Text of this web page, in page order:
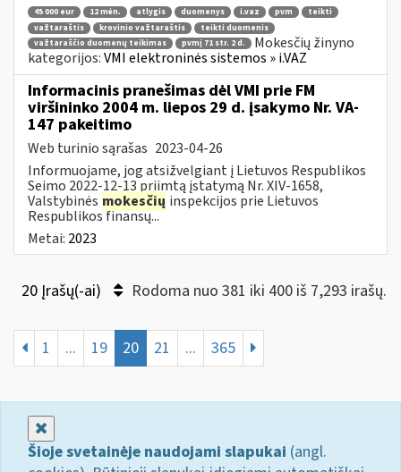
45 000 eur 12 mėn. atlygis duomenys i.vaz pvm
teikti
važtaraštis
krovinio važtaraštis
teikti duomenis
važtaraščio duomenų teikimas
pvmį 71 str. 2 d.
Mokesčių žinyno
kategorijos:VMI elektroninės sistemos » i.VAZ
Informacinis pranešimas dėl VMI prie FM
viršininko 2004 m. liepos 29 d. įsakymo Nr. VA-
147 pakeitimo
Web turinio sąrašas 2023-04-26
Informuojame, jog atsižvelgiant į Lietuvos Respublikos
Seimo 2022-12-13 priimtą įstatymą Nr. XIV-1658,
Valstybinės mokesčių inspekcijos prie Lietuvos
Respublikos finansų...
Metai: 2023
20 Įrašų(-ai) Rodoma nuo 381 iki 400 iš 7,293 irašų.
1 ... 19 20 21 ... 365
Šioje svetainėje naudojami slapukai (angl.